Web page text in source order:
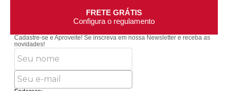
FRETE GRÁTIS
Configura o regulamento
Cadastre-se e Aproveite!Se inscreva em nossa Newsletter e receba as
novidades!